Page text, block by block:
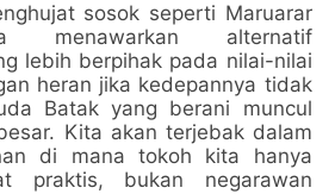
sosok seperti Maruarar
menawarkan alternatif
lebih berpihak pada nilai-nilai
heran jika kedepannya tidak
Batak yang berani muncul
Kita akan terjebak dalam
di mana tokoh kita hanya
praktis, bukan negarawan